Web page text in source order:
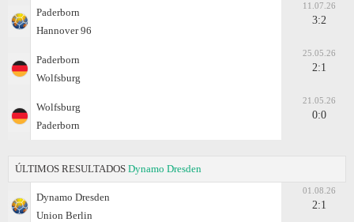
Paderborn
Hannover 96
11.07.26
3:2
Paderborn
Wolfsburg
25.05.26
2:1
Wolfsburg
Paderborn
21.05.26
0:0
ÚLTIMOS RESULTADOS Dynamo Dresden
Dynamo Dresden
Union Berlin
01.08.26
2:1